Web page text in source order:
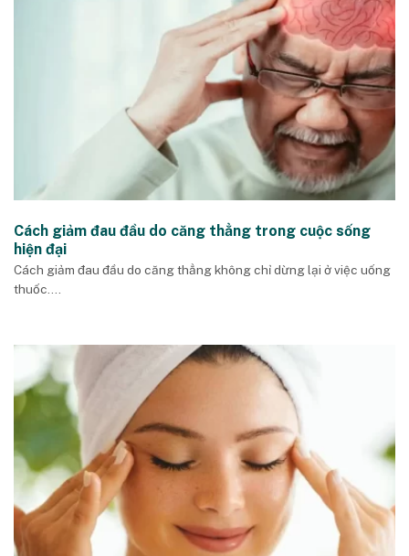
Cách giảm đau đầu do căng thẳng trong cuộc sống
hiện đại
Cách giảm đau đầu do căng thẳng không chỉ dừng lại ở việc uống
thuốc....